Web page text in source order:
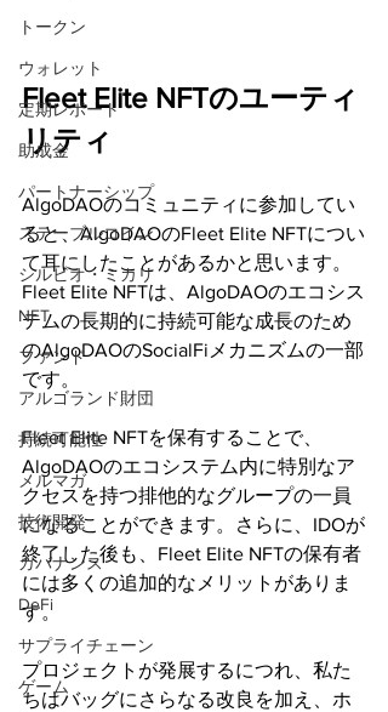
トークン
ウォレット
定期レポート
助成金
パートナーシップ
ステーブルコイン
シルビオ・ミカリ
NFT
ファンド
アルゴランド財団
持続可能性
メルマガ
技術開発
ガバナンス
DeFi
サプライチェーン
ゲーム
Fleet Elite NFTのユーティ
リティ
AlgoDAOのコミュニティに参加してい
ると、AlgoDAOのFleet Elite NFTについ
て耳にしたことがあるかと思います。
Fleet Elite NFTは、AlgoDAOのエコシス
テムの長期的に持続可能な成長のため
のAlgoDAOのSocialFiメカニズムの一部
です。
Fleet Elite NFTを保有することで、
AlgoDAOのエコシステム内に特別なア
クセスを持つ排他的なグループの一員
になることができます。さらに、IDOが
終了した後も、Fleet Elite NFTの保有者
には多くの追加的なメリットがありま
す。
プロジェクトが発展するにつれ、私た
ちはバッグにさらなる改良を加え、ホ